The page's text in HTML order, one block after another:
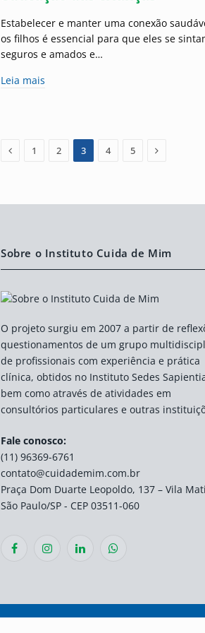
Estabelecer e manter uma conexão
os filhos é essencial para que eles se
seguros e amados e…
Leia mais
Previous
1 2 3 4 5 Next
Sobre o Instituto Cuida de Mim
O projeto surgiu em 2007 a partir de
questionamentos de um grupo
de profissionais com experiência e prática
clínica, obtidos no Instituto Sedes
bem como através de atividades em
consultórios particulares e outras
Fale conosco:
(11) 96369-6761
contato@cuidademim.com.br
Praça Dom Duarte Leopoldo, 137 – Vila
São Paulo/SP - CEP 03511-060
FacebookInstagramLinkedInWhatsApp